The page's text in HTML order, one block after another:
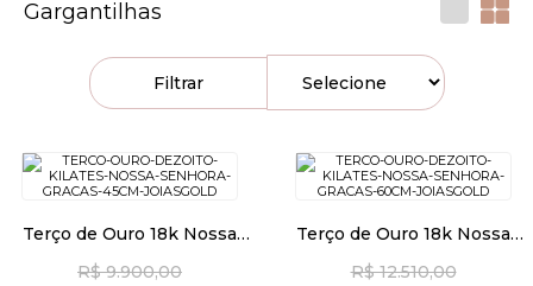
Gargantilhas
Filtrar
Terço de Ouro 18k Nossa
ga08626
R$ 9.900,00
Terço de Ouro 18k Nossa
ga08622
R$ 12.510,00
Pulseiras
Piercing
Pedras Preciosas